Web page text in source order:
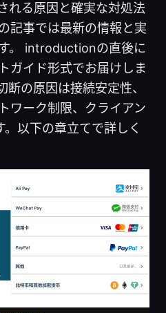
れる原因と確実な対処法
記事では最新の情報と実
。 introductionの直後に
ガイド形式でお届けしま
断の原因は接続安定性、
ワーク制限、クライアン
。以下の章立てで詳しく